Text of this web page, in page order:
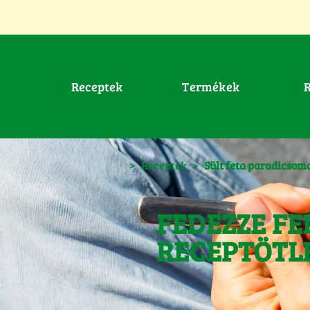
Receptek Termékek
> Receptek > Sült feta
FEDEZZE